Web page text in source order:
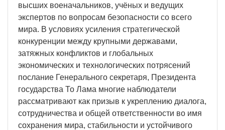
высших военачальников, учёных и ведущих
экспертов по вопросам безопасности со всего
мира. В условиях усиления стратегической
конкуренции между крупными державами,
затяжных конфликтов и глобальных
экономических и технологических потрясений
послание Генерального секретаря, Президента
государства То Лама многие наблюдатели
рассматривают как призыв к укреплению диалога,
сотрудничества и общей ответственности во имя
сохранения мира, стабильности и устойчивого